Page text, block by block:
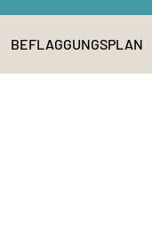
BEFLAGGUNGSPLAN